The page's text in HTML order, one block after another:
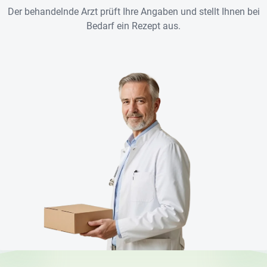
Der behandelnde Arzt prüft Ihre Angaben und stellt Ihnen bei
Bedarf ein Rezept aus.